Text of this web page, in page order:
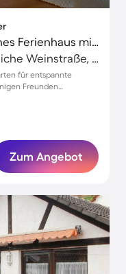
Voll ausgestattetes gemütliches Ferienhaus mit Grill und Garten | Haustiere sind willkommen
Rhodt unter Rietburg, Südliche Weinstraße, Deutschland
für entspannte
Freunden
Zum Angebot